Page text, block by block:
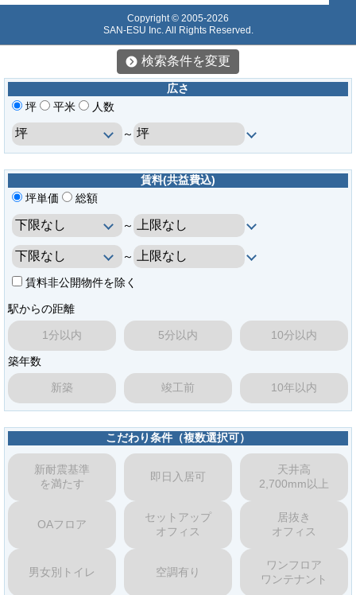
検索条件を変更
広さ
坪
平米 人数
～
賃料(共益費込)
坪単価
総額
～
～
賃料非公開物件を除く
駅からの距離
1分以内 5分以内 10分以内
築年数
新築 竣工前 10年以内
こだわり条件（複数選択可）
新耐震基準
を満たす
即日入居可
天井高
2,700mm以上
OAフロア
セットアップ
オフィス
居抜き
オフィス
男女別トイレ 空調有り
ワンフロア
ワンテナント
Copyright © 2005-2026
SAN-ESU Inc. All Rights Reserved.